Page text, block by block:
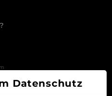
Datenschutz